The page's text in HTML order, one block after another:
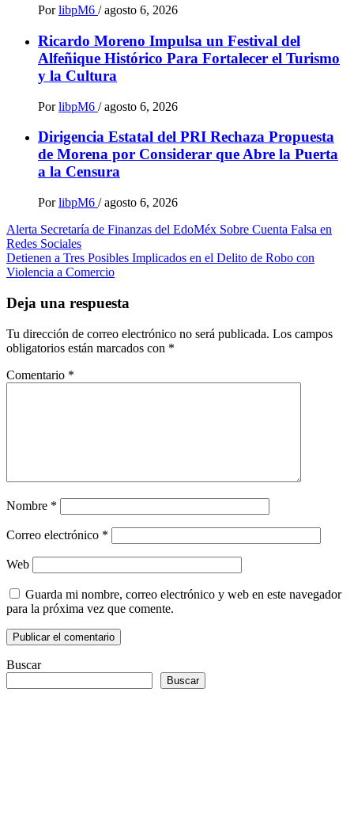
Por libpM6 / agosto 6, 2026
Ricardo Moreno Impulsa un Festival del
Alfeñique Histórico Para Fortalecer el Turismo
y la Cultura
Por libpM6 / agosto 6, 2026
Dirigencia Estatal del PRI Rechaza Propuesta
de Morena por Considerar que Abre la Puerta
a la Censura
Por libpM6 / agosto 6, 2026
Navegación
de
entradas
Alerta Secretaría de Finanzas del EdoMéx Sobre Cuenta Falsa en
Redes Sociales
Detienen a Tres Posibles Implicados en el Delito de Robo con
Violencia a Comercio
Deja una respuesta
Tu dirección de correo electrónico no será publicada. Los campos
obligatorios están marcados con *
Comentario *
Nombre *
Correo electrónico *
Web
Guarda mi nombre, correo electrónico y web en este navegador
para la próxima vez que comente.
Buscar
Buscar